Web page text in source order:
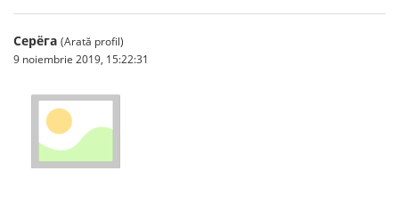
Серёга (Arată profil)
9 noiembrie 2019, 15:22:31